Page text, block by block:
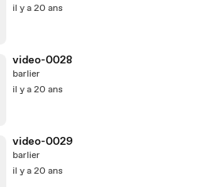
il y a 20 ans
video-0028
barlier
il y a 20 ans
video-0029
barlier
il y a 20 ans